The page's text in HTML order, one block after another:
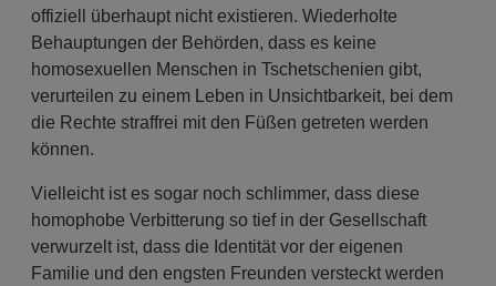
offiziell überhaupt nicht existieren. Wiederholte
Behauptungen der Behörden, dass es keine
homosexuellen Menschen in Tschetschenien gibt,
verurteilen zu einem Leben in Unsichtbarkeit, bei dem
die Rechte straffrei mit den Füßen getreten werden
können.
Vielleicht ist es sogar noch schlimmer, dass diese
homophobe Verbitterung so tief in der Gesellschaft
verwurzelt ist, dass die Identität vor der eigenen
Familie und den engsten Freunden versteckt werden